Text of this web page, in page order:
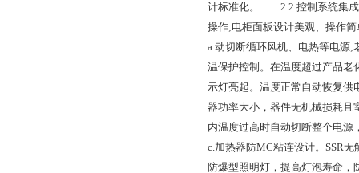
计标准化。 2.2 控制系统集成
操作;电柜面板设计美观、操
a.动切断循环风机、电热等电
温保护控制。在温度超过产品
示灯亮起。温度正常自动恢复
器功率大小，器件无机械损耗
内温度过高时自动切断整个电
c.加热器防MC粘连设计。
防爆型照明灯，提高灯泡寿命